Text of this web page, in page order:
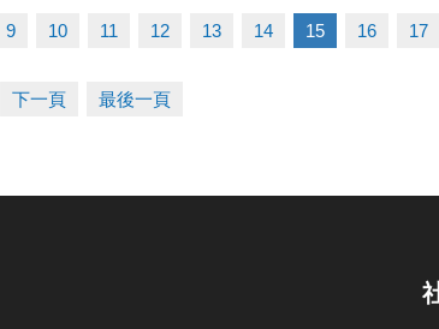
9 10 11 12 13 14 15 16 17
下一頁 最後一頁